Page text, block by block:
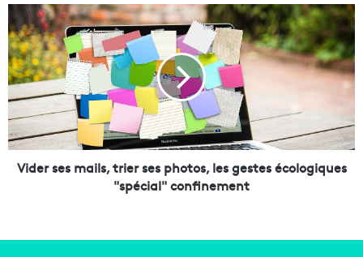
o
i
t
u
r
e
s
é
l
V
i
d
e
r
s
e
s
m
Vider ses mails, trier ses photos, les gestes écologiques
"spécial" confinement